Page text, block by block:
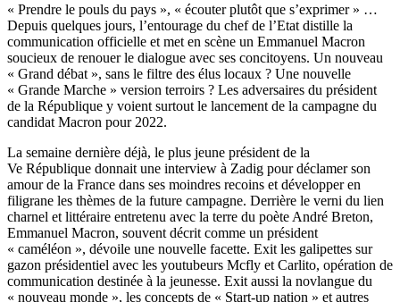
« Prendre le pouls du pays », « écouter plutôt que s’exprimer » …
Depuis quelques jours, l’entourage du chef de l’Etat distille la
communication officielle et met en scène un Emmanuel Macron
soucieux de renouer le dialogue avec ses concitoyens. Un nouveau
« Grand débat », sans le filtre des élus locaux ? Une nouvelle
« Grande Marche » version terroirs ? Les adversaires du président
de la République y voient surtout le lancement de la campagne du
candidat Macron pour 2022.
La semaine dernière déjà, le plus jeune président de la
Ve République donnait une interview à Zadig pour déclamer son
amour de la France dans ses moindres recoins et développer en
filigrane les thèmes de la future campagne. Derrière le verni du lien
charnel et littéraire entretenu avec la terre du poète André Breton,
Emmanuel Macron, souvent décrit comme un président
« caméléon », dévoile une nouvelle facette. Exit les galipettes sur
gazon présidentiel avec les youtubeurs Mcfly et Carlito, opération de
communication destinée à la jeunesse. Exit aussi la novlangue du
« nouveau monde », les concepts de « Start-up nation » et autres